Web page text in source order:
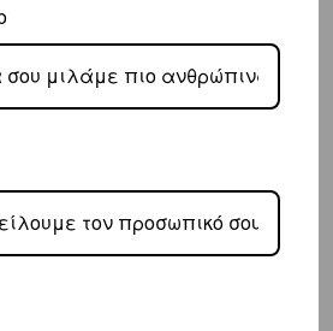
όλο την Ευρώπη είναι στα€25.
ταχυμεταφορών,DHL, θα αναλάβει την
συνήθως από 3-8 εργάσιμες
τον υπόλοιπο κόσμο είναι στα